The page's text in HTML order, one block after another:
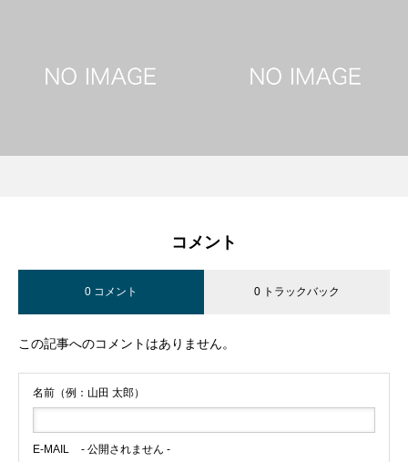
コメント
0 コメント 0 トラックバック
この記事へのコメントはありません。
名前（例：山田 太郎）
E-MAIL - 公開されません -